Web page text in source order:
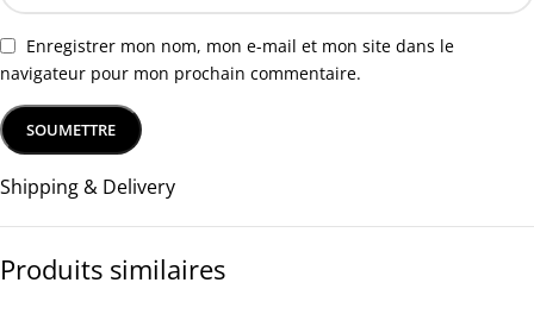
Enregistrer mon nom, mon e-mail et mon site dans le
navigateur pour mon prochain commentaire.
Shipping & Delivery
Produits similaires